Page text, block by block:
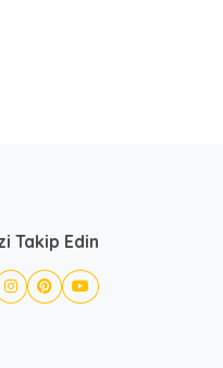
Takip Edin